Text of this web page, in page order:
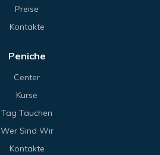
Preise
Kontakte
Peniche
Center
Kurse
Tag Tauchen
Wer Sind Wir
Kontakte